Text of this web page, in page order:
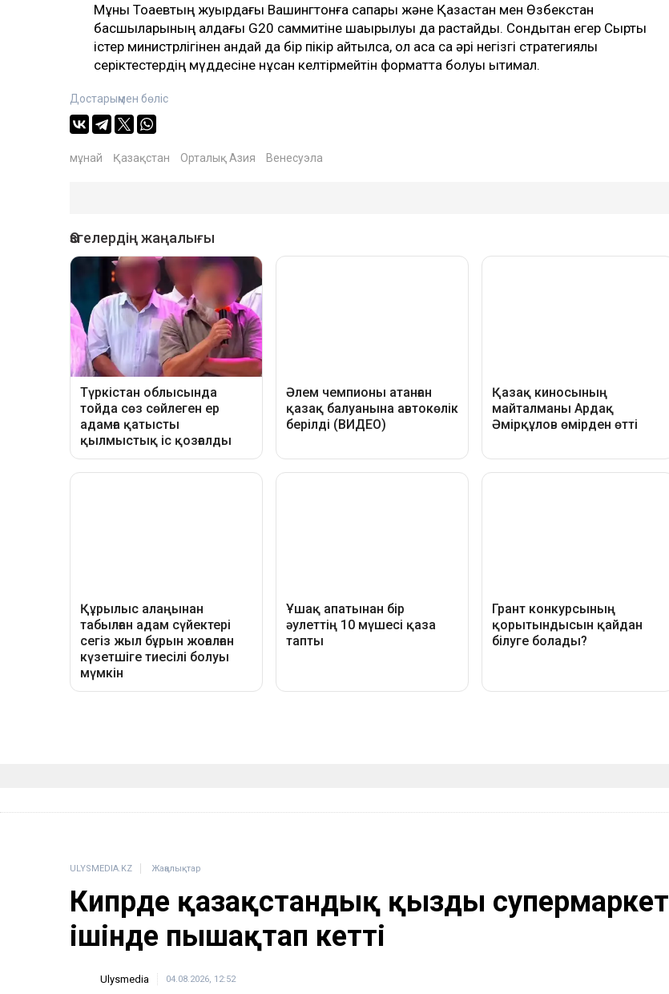
Мұны Тоқаевтың жуырдағы Вашингтонға сапары және Қазақстан мен Өзбекстан
басшыларының алдағы G20 саммитіне шақырылуы да растайды. Сондықтан егер Сыртқы
істер министрлігінен қандай да бір пікір айтылса, ол аса сақ әрі негізгі стратегиялық
серіктестердің мүддесіне нұқсан келтірмейтін форматта болуы ықтимал.
Достарыңмен бөліс
мұнай Қазақстан Орталық Азия Венесуэла
ULYSMEDIA.KZ Жаңалықтар
Кипрде қазақстандық қызды супермаркет
ішінде пышақтап кетті
Ulysmedia 04.08.2026, 12:52